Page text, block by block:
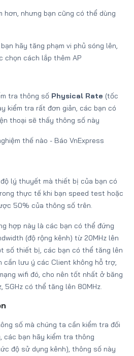
hơn, nhưng bạn cũng có thể dùng
hãy tăng phạm vi phủ sóng lên,
chọn cách lắp thêm AP
tra thông số Physical Rate (tốc
kiểm tra rất đơn giản, các bạn có
thoại sẽ thấy thông số này
lý thuyết mà thiết bị của bạn có
thực tế khi bạn speed test hoặc
50% của thông số trên.
hợp này là các bạn có thể đứng
(độ rộng kênh) từ 20MHz lên
số thiết bị, các bạn có thể tăng lên
cần lưu ý các Client không hỗ trợ,
wifi đó, cho nên tốt nhất ở băng
5GHz có thể tăng lên 80MHz.
số mà chúng ta cần kiểm tra đối
các bạn hãy kiểm tra thông
độ sử dụng kênh), thông số này